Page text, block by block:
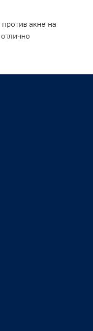
акне на